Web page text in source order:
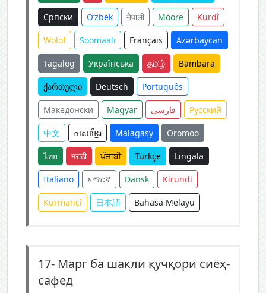
Српски O‘zbek नेपाली Moore Kurdî
Wolof Soomaali Français Azərbaycan
Tagalog Українська தமிழ் Bambara
ქართული Deutsch Português
Македонски Magyar فارسی Русский
中文 ភាសាខ្មែរ Malagasy Oromoo
ไทย मराठी ਪੰਜਾਬੀ Türkçe Lingala
Italiano አማርኛ Dansk Kirundi
Kurmancî 日本語 Bahasa Melayu
17- Марг ба шакли қучқори сиёҳ-
сафед